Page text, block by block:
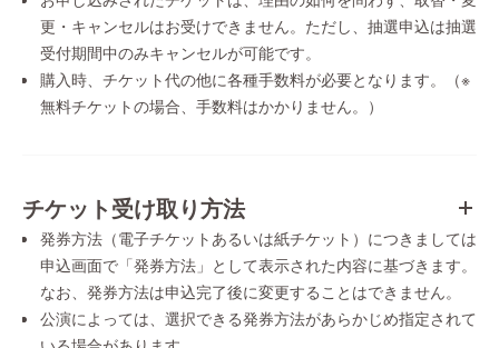
更・キャンセルはお受けできません。ただし、抽選申込は抽選
受付期間中のみキャンセルが可能です。
購入時、チケット代の他に各種手数料が必要となります。（※
無料チケットの場合、手数料はかかりません。）
チケット受け取り方法
発券方法（電子チケットあるいは紙チケット）につきましては
申込画面で「発券方法」として表示された内容に基づきます。
なお、発券方法は申込完了後に変更することはできません。
公演によっては、選択できる発券方法があらかじめ指定されて